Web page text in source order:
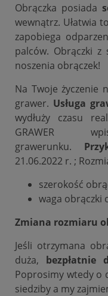
Obrączka posiada
wewnątrz. Ułatwia
zapobiega
palców. Obrączki z
noszenia obrączek!
Na Twoje życzenie
grawer. Usługa
wydłuży czasu
GRAWER
grawerunku.
21.06.2022 r. ;
szerokość
waga obrączki
Zmiana rozmiaru
Jeśli otrzymana
duża, bezpłatnie
Poprosimy wtedy o
siedziby a my